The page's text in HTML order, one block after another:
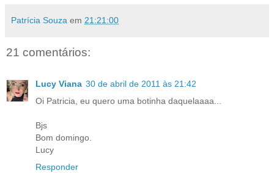
Patrícia Souza em 21:21:00
21 comentários:
Lucy Viana 30 de abril de 2011 às 21:42
Oi Patricia, eu quero uma botinha daquelaaaa...
Bjs
Bom domingo.
Lucy
Responder